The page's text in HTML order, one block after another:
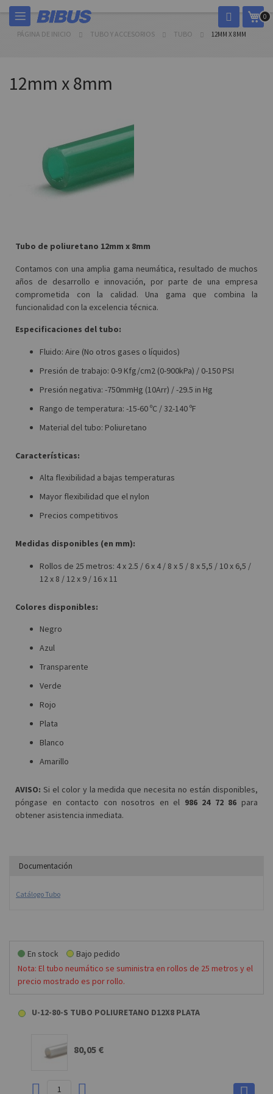
Ir
contenido
Mi
0
PÁGINA DE INICIO TUBO Y ACCESORIOS TUBO 12MM X 8MM
12mm x 8mm
Tubo de poliuretano 12mm x 8mm
Contamos con una amplia gama neumática, resultado de muchos
años de desarrollo e innovación, por parte de una empresa
comprometida con la calidad. Una gama que combina la
funcionalidad con la excelencia técnica.
Especificaciones del tubo:
Fluido: Aire (No otros gases o líquidos)
Presión de trabajo: 0-9 Kfg/cm2 (0-900kPa) / 0-150 PSI
Presión negativa: -750mmHg (10Arr) / -29.5 in Hg
Rango de temperatura: -15-60 ºC / 32-140 ºF
Material del tubo: Poliuretano
Características:
Alta flexibilidad a bajas temperaturas
Mayor flexibilidad que el nylon
Precios competitivos
Medidas disponibles (en mm):
Rollos de 25 metros: 4 x 2.5 / 6 x 4 / 8 x 5 / 8 x 5,5 / 10 x 6,5 /
12 x 8 / 12 x 9 / 16 x 11
Colores disponibles:
Negro
Azul
Transparente
Verde
Rojo
Plata
Blanco
Amarillo
AVISO: Si el color y la medida que necesita no están disponibles,
póngase en contacto con nosotros en el 986 24 72 86 para
obtener asistencia inmediata.
Documentación
Catálogo Tubo
En stock
Bajo pedido
Nota: El tubo neumático se suministra en rollos de 25 metros y el
precio mostrado es por rollo.
U-12-80-S TUBO POLIURETANO D12X8 PLATA
80,05 €